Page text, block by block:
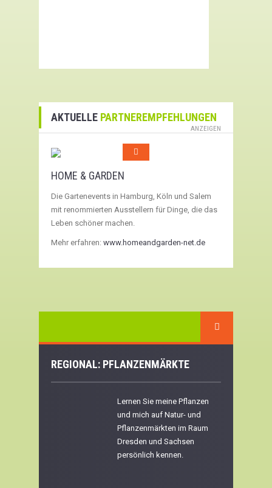
AKTUELLE PARTNEREMPFEHLUNGEN
ANZEIGEN
HOME & GARDEN
Die Gartenevents in Hamburg, Köln und Salem
mit renommierten Ausstellern für Dinge, die das
Leben schöner machen.
Mehr erfahren: www.homeandgarden-net.de
REGIONAL: PFLANZENMÄRKTE
Lernen Sie meine Pflanzen
und mich auf Natur- und
Pflanzenmärkten im Raum
Dresden und Sachsen
persönlich kennen.